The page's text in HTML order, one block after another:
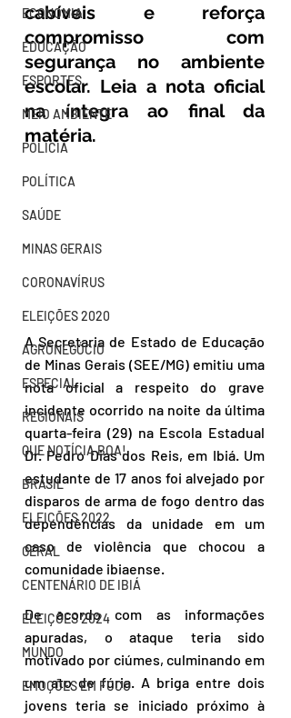
ECONOMIA
EDUCAÇÃO
ESPORTES
MEIO AMBIENTE
POLÍCIA
POLÍTICA
SAÚDE
MINAS GERAIS
CORONAVÍRUS
ELEIÇÕES 2020
AGRONEGÓCIO
ESPECIAL
REGIONAIS
QUE NOTÍCIA BOA!
BRASIL
ELEIÇÕES 2022
GERAL
CENTENÁRIO DE IBIÁ
ELEIÇÕES 2024
MUNDO
EMOÇÕES EM FOCO
cabíveis e reforça
compromisso com
segurança no ambiente
escolar. Leia a nota oficial
na íntegra ao final da
matéria.
A Secretaria de Estado de Educação
de Minas Gerais (SEE/MG) emitiu uma
nota oficial a respeito do grave
incidente ocorrido na noite da última
quarta-feira (29) na Escola Estadual
Dr. Pedro Dias dos Reis, em Ibiá. Um
estudante de 17 anos foi alvejado por
disparos de arma de fogo dentro das
dependências da unidade em um
caso de violência que chocou a
comunidade ibiaense.
De acordo com as informações
apuradas, o ataque teria sido
motivado por ciúmes, culminando em
um ato de fúria. A briga entre dois
jovens teria se iniciado próximo à